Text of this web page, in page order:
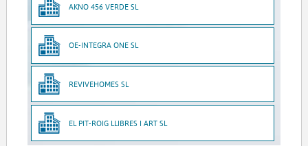
AKNO 456 VERDE SL
OE-INTEGRA ONE SL
REVIVEHOMES SL
EL PIT-ROIG LLIBRES I ART SL